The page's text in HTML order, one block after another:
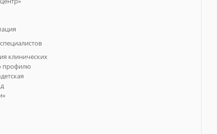
клинических
профилю